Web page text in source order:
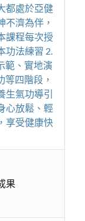
都處於亞健
不濟為伴，
課程每次授
功法練習 2.
範、實地演
等四階段，
生氣功導引
心放鬆、輕
享受健康快
果